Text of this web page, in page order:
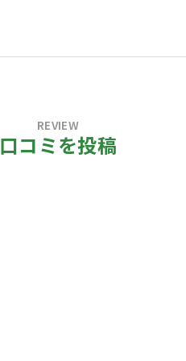
REVIEW
口コミを投稿